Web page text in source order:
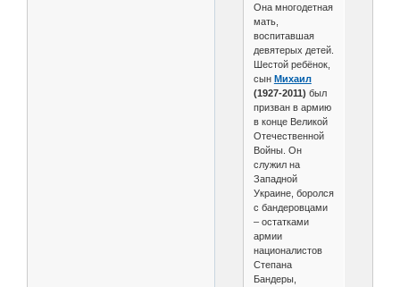
Она многодетная
мать,
воспитавшая
девятерых детей.
Шестой ребёнок,
сын Михаил
(1927-2011) был
призван в армию
в конце Великой
Отечественной
Войны. Он
служил на
Западной
Украине, боролся
с бандеровцами
– остатками
армии
националистов
Степана
Бандеры,